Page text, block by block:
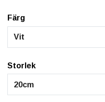
Färg
Vit
Storlek
20cm